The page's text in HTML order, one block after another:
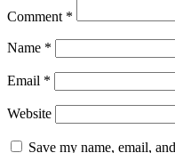
Comment *
Name *
Email *
Website
Save my name, email,